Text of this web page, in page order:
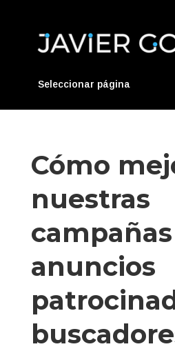
Seleccionar página
Cómo
nuestras
anuncios